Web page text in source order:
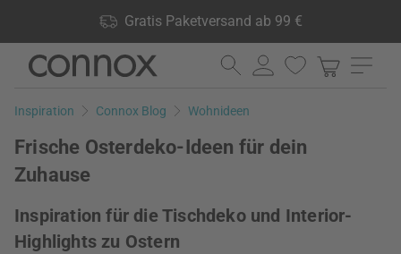
Gratis Paketversand ab 99 €
lagernd, 60 Tage Rückgaberecht
Direkt
Seiteninhalt
Direkt
Suchfeld
Inspiration Connox Blog Wohnideen
Frische Osterdeko-Ideen für dein
Zuhause
Inspiration für die Tischdeko und Interior-
Highlights zu Ostern